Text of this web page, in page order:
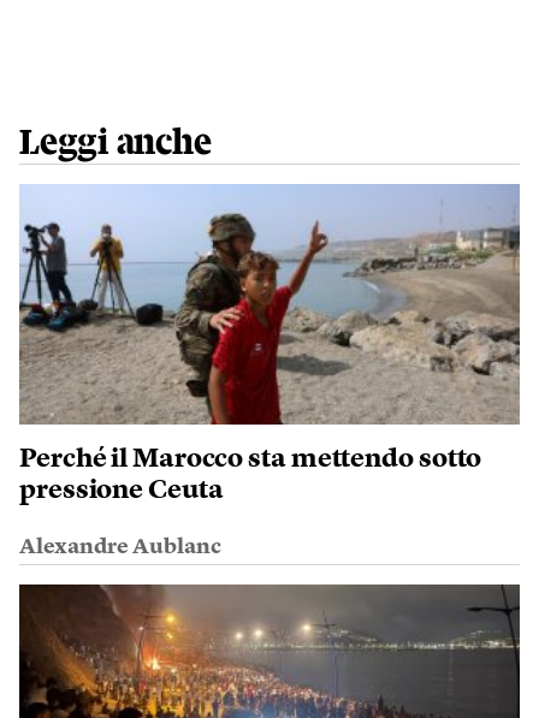
Leggi anche
Perché il Marocco sta mettendo sotto
pressione Ceuta
Alexandre Aublanc